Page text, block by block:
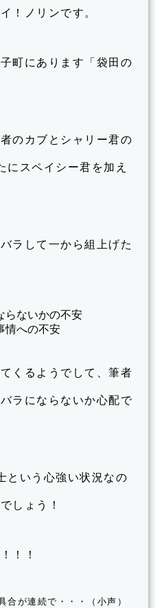
！ノリンです。
町にあります「袋田の
のカブとシャリー君の
にスペイシー君を加え
ラして一から組上げた
らないかの不安
情への不安
くるようでして、筆者
ラにならないか心配で
という心強い状況なの
しょう！
！！
合が連続で・・・（小声）